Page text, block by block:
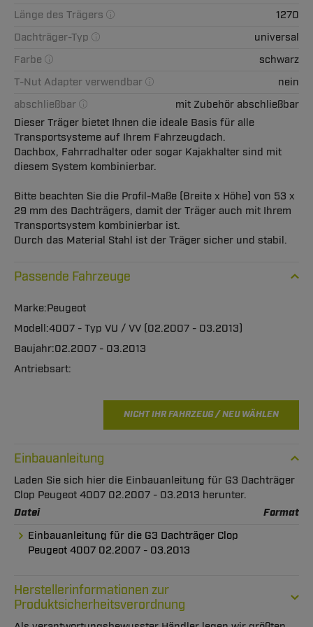
Länge des Trägers
1270
Dachträger-Typ
universal
Farbe
schwarz
T-Nut Adapter verwendbar
nein
abschließbar
mit Zubehör abschließbar
Dieser Träger bietet Ihnen die ideale Basis für alle
Transportsysteme auf Ihrem Fahrzeugdach.
Dachbox, Fahrradhalter oder sogar Kajakhalter sind mit
diesem System kombinierbar.
Bitte beachten Sie die Profil-Maße (Breite x Höhe) von 53 x
29 mm des Dachträgers, damit der Träger auch mit Ihrem
Transportsystem kombinierbar ist.
Durch das Material Stahl ist der Träger sicher und stabil.
Passende Fahrzeuge
Peugeot
4007 - Typ VU / VV (02.2007 - 03.2013)
02.2007 - 03.2013
NICHT IHR FAHRZEUG / NEU WÄHLEN
Einbauanleitung
Laden Sie sich hier die Einbauanleitung für G3 Dachträger
Clop Peugeot 4007 02.2007 - 03.2013 herunter.
Datei Format
Einbauanleitung für die G3 Dachträger Clop
Peugeot 4007 02.2007 - 03.2013
Herstellerinformationen zur
Produktsicherheitsverordnung